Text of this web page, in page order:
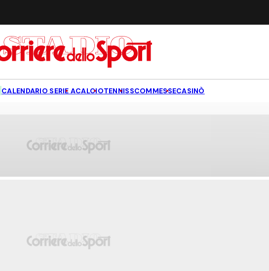
CALENDARIO SERIE ACALCIOTENNISSCOMMESSECASINÒ